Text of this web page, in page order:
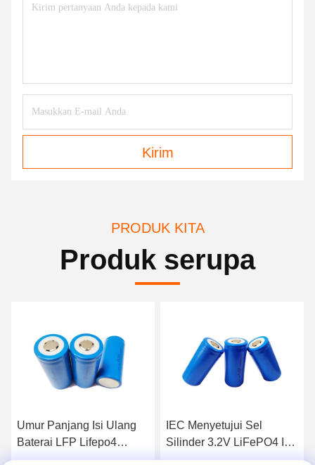
Kirim
PRODUK KITA
Produk serupa
IEC Menyetujui Sel
Silinder 3.2V LiFePO4 Isi
Ulang 6Ah 32700 Untuk
Isi Ulang Silinder 32700
Lithium Ion Cell Untuk
Kendaraan Listrik